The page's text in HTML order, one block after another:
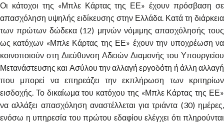
Οι κάτοχοι της «Μπλε Κάρτας της ΕΕ» έχουν πρόσβαση σε
απασχόληση υψηλής ειδίκευσης στην Ελλάδα. Κατά τη διάρκεια
των πρώτων δώδεκα (12) μηνών νόμιμης απασχόλησής τους
ως κατόχων «Μπλε Κάρτας της ΕΕ» έχουν την υποχρέωση να
κοινοποιούν στη Διεύθυνση Αδειών Διαμονής του Υπουργείου
Μετανάστευσης και Ασύλου την αλλαγή εργοδότη ή άλλη αλλαγή
που μπορεί να επηρεάζει την εκπλήρωση των κριτηρίων
εισδοχής. Το δικαίωμα του κατόχου της «Μπλε Κάρτας της ΕΕ»
να αλλάξει απασχόληση αναστέλλεται για τριάντα (30) ημέρες,
ενόσω η υπηρεσία του πρώτου εδαφίου ελέγχει ότι πληρούνται